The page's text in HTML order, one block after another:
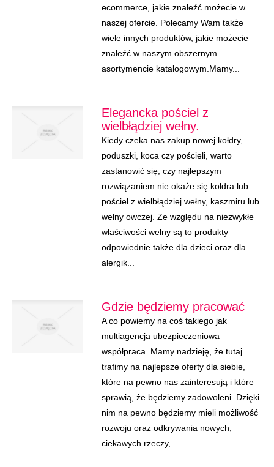
ecommerce, jakie znaleźć możecie w
naszej ofercie. Polecamy Wam także
wiele innych produktów, jakie możecie
znaleźć w naszym obszernym
asortymencie katalogowym.Mamy...
Elegancka pościel z
wielbłądziej wełny.
Kiedy czeka nas zakup nowej kołdry,
poduszki, koca czy pościeli, warto
zastanowić się, czy najlepszym
rozwiązaniem nie okaże się kołdra lub
pościel z wielbłądziej wełny, kaszmiru lub
wełny owczej. Ze względu na niezwykłe
właściwości wełny są to produkty
odpowiednie także dla dzieci oraz dla
alergik...
Gdzie będziemy pracować
A co powiemy na coś takiego jak
multiagencja ubezpieczeniowa
współpraca. Mamy nadzieję, że tutaj
trafimy na najlepsze oferty dla siebie,
które na pewno nas zainteresują i które
sprawią, że będziemy zadowoleni. Dzięki
nim na pewno będziemy mieli możliwość
rozwoju oraz odkrywania nowych,
ciekawych rzeczy,...